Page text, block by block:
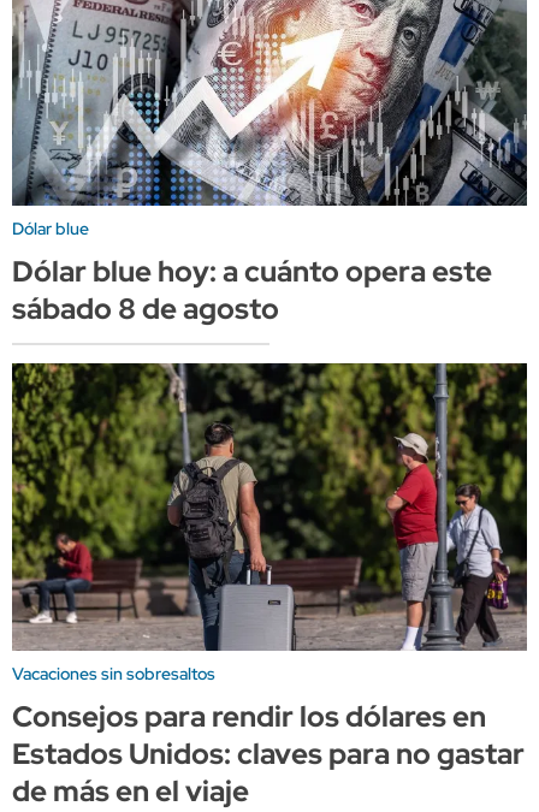
Dólar blue
Dólar blue hoy: a cuánto opera este
sábado 8 de agosto
Vacaciones sin sobresaltos
Consejos para rendir los dólares en
Estados Unidos: claves para no gastar
de más en el viaje